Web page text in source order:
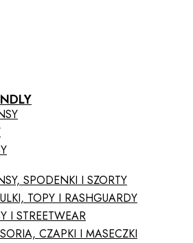
SPODENKI I SZORTY
TOPY I RASHGUARDY
I STREETWEAR
CZAPKI I MASECZKI